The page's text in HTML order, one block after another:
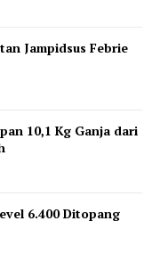
Jampidsus Febrie
10,1 Kg Ganja dari
6.400 Ditopang